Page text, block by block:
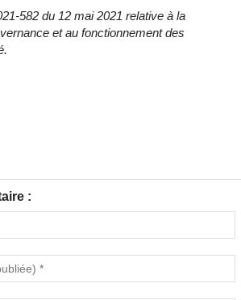
582 du 12 mai 2021 relative à la
et au fonctionnement des
: